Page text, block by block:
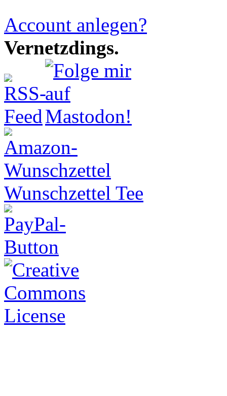
Account anlegen?
Vernetzdings.
Wunschzettel Tee